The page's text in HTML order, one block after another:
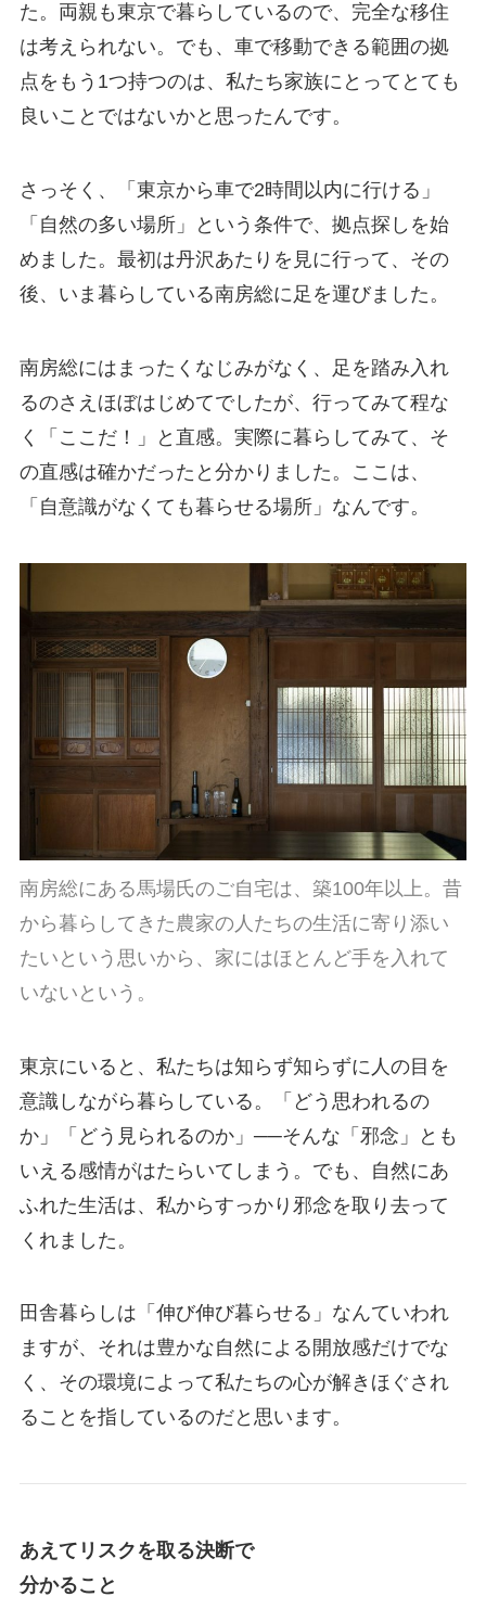
た。両親も東京で暮らしているので、完全な移住
は考えられない。でも、車で移動できる範囲の拠
点をもう1つ持つのは、私たち家族にとってとても
良いことではないかと思ったんです。
さっそく、「東京から車で2時間以内に行ける」
「自然の多い場所」という条件で、拠点探しを始
めました。最初は丹沢あたりを見に行って、その
後、いま暮らしている南房総に足を運びました。
南房総にはまったくなじみがなく、足を踏み入れ
るのさえほぼはじめてでしたが、行ってみて程な
く「ここだ！」と直感。実際に暮らしてみて、そ
の直感は確かだったと分かりました。ここは、
「自意識がなくても暮らせる場所」なんです。
南房総にある馬場氏のご自宅は、築100年以上。昔
から暮らしてきた農家の人たちの生活に寄り添い
たいという思いから、家にはほとんど手を入れて
いないという。
東京にいると、私たちは知らず知らずに人の目を
意識しながら暮らしている。「どう思われるの
か」「どう見られるのか」──そんな「邪念」とも
いえる感情がはたらいてしまう。でも、自然にあ
ふれた生活は、私からすっかり邪念を取り去って
くれました。
田舎暮らしは「伸び伸び暮らせる」なんていわれ
ますが、それは豊かな自然による開放感だけでな
く、その環境によって私たちの心が解きほぐされ
ることを指しているのだと思います。
あえてリスクを取る決断で
分かること